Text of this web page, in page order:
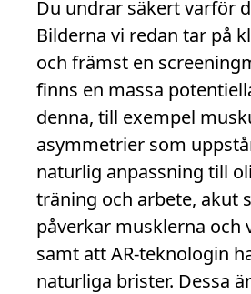
Du undrar säkert varför
Bilderna vi redan tar på
och främst en
finns en massa
denna, till exempel
asymmetrier som
naturlig anpassning till
träning och arbete, akut
påverkar musklerna och
samt att AR-teknologin
naturliga brister. Dessa